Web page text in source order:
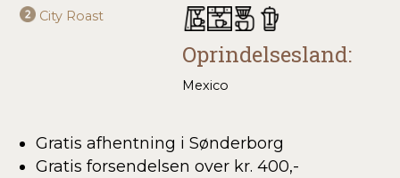
City Roast
Oprindelsesland:
Mexico
Gratis afhentning i Sønderborg
Gratis forsendelsen over kr. 400,-